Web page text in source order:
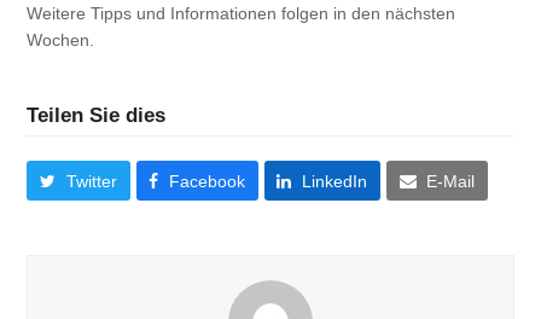
Weitere Tipps und Informationen folgen in den nächsten
Wochen.
Teilen Sie dies
Twitter Facebook LinkedIn E-Mail